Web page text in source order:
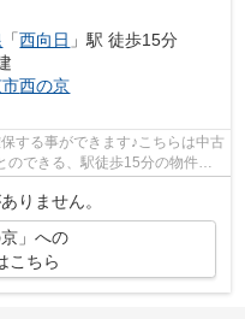
「西向日 」駅 徒歩15分
西の京
する事ができます♪こちらは中古
できる、駅徒歩15分の物件で
りません。
京」への
こちら